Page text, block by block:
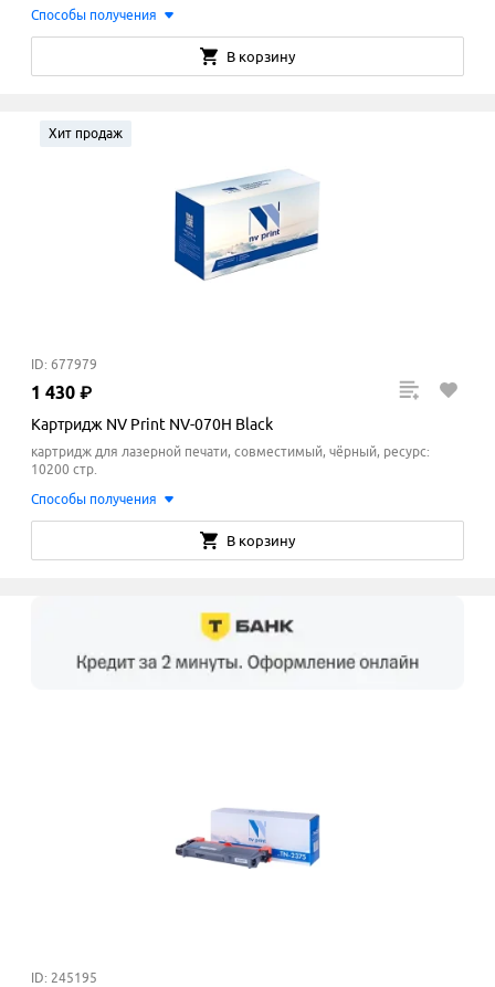
Способы получения
В корзину
Хит продаж
ID: 677979
1 430 ₽
Картридж NV Print NV-070H Black
картридж для лазерной печати, совместимый, чёрный, ресурс:
10200 стр.
Способы получения
В корзину
ID: 245195